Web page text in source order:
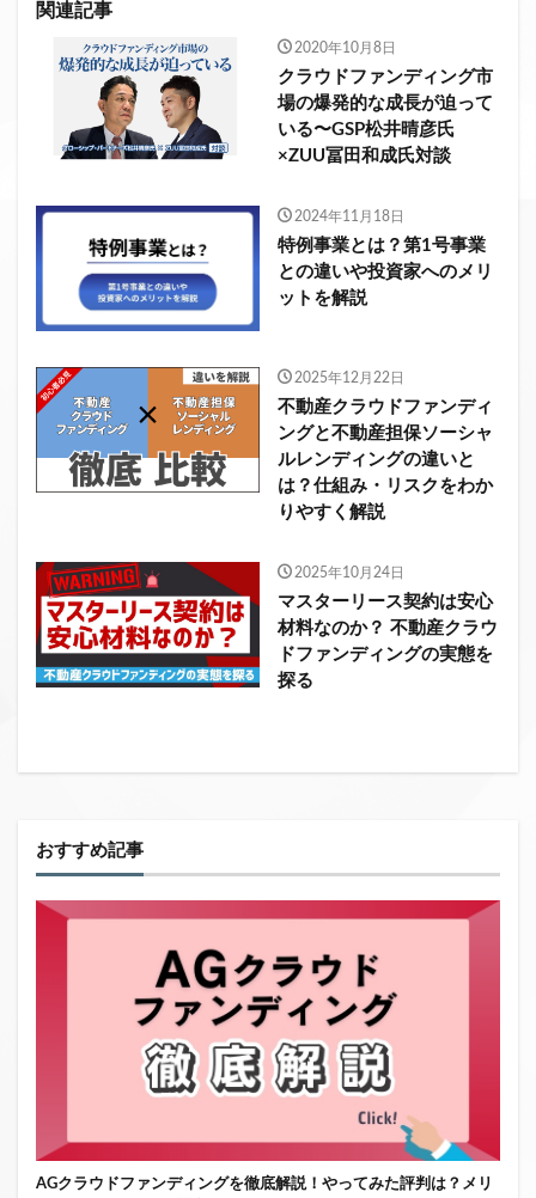
関連記事
2020年10月8日
クラウドファンディング市
場の爆発的な成長が迫って
いる〜GSP松井晴彦氏
×ZUU冨田和成氏対談
2024年11月18日
特例事業とは？第1号事業
との違いや投資家へのメリ
ットを解説
2025年12月22日
不動産クラウドファンディ
ングと不動産担保ソーシャ
ルレンディングの違いと
は？仕組み・リスクをわか
りやすく解説
2025年10月24日
マスターリース契約は安心
材料なのか？ 不動産クラウ
ドファンディングの実態を
探る
おすすめ記事
AGクラウドファンディングを徹底解説！やってみた評判は？メリ